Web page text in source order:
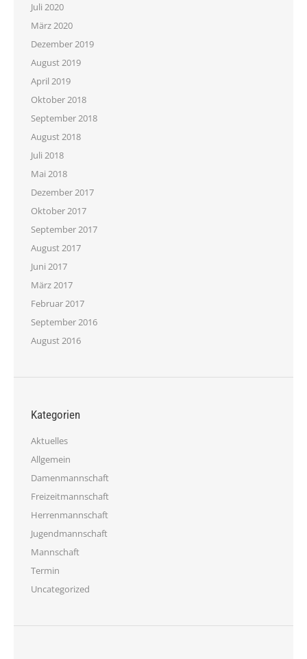
Juli 2020
März 2020
Dezember 2019
August 2019
April 2019
Oktober 2018
September 2018
August 2018
Juli 2018
Mai 2018
Dezember 2017
Oktober 2017
September 2017
August 2017
Juni 2017
März 2017
Februar 2017
September 2016
August 2016
Kategorien
Aktuelles
Allgemein
Damenmannschaft
Freizeitmannschaft
Herrenmannschaft
Jugendmannschaft
Mannschaft
Termin
Uncategorized